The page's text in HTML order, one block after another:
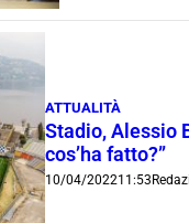
ATTUALITÀ
Stadio, Alessio
cos’ha fatto?”
10/04/202211:53